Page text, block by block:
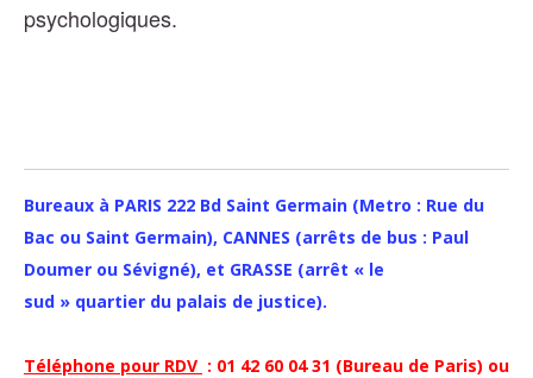
psychologiques.
Bureaux à PARIS 222 Bd Saint Germain (Metro : Rue du
Bac ou Saint Germain), CANNES (arrêts de bus : Paul
Doumer ou Sévigné), et GRASSE (arrêt « le
sud » quartier du palais de justice).
Téléphone pour RDV : 01 42 60 04 31 (Bureau de Paris) ou